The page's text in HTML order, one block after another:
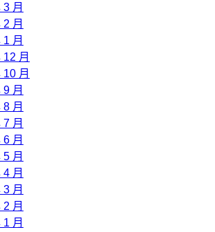
月
月
月
月
月
月
月
月
月
月
月
月
月
月